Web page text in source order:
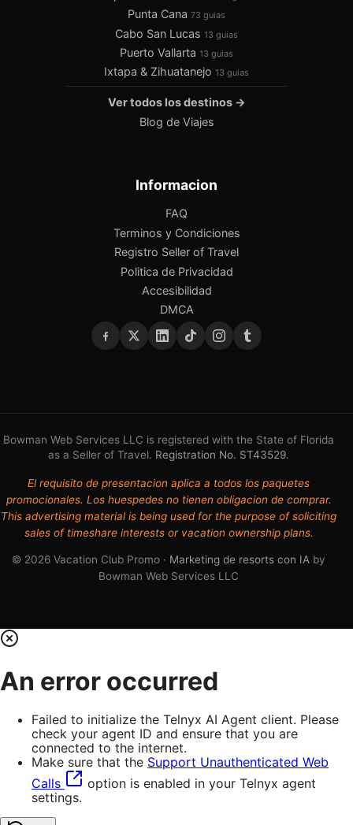
Punta Cana 73 guias
Cabo San Lucas 13 guias
Puerto Vallarta 13 guias
Ixtapa & Zihuatanejo 13 guias
Ver todos los destinos →
Blog de Viajes
Informacion
FAQ
Terminos y Condiciones
Registro Seller of Travel
Politica de Privacidad
Accesibilidad
DMCA
Bowman Web Services LLC is registered with the State of Florida
as a Seller of Travel. Registration No. ST43529.
El requisito de presentacion aplica a todos los paquetes
promocionales. Los huespedes no tienen obligacion de comprar.
This advertising material is being used for the purpose of soliciting
sales of timeshare interests or vacation ownership plans.
© 2026 Vacation Club Promo · Marketing de resorts con IA by
Bowman Web Services LLC